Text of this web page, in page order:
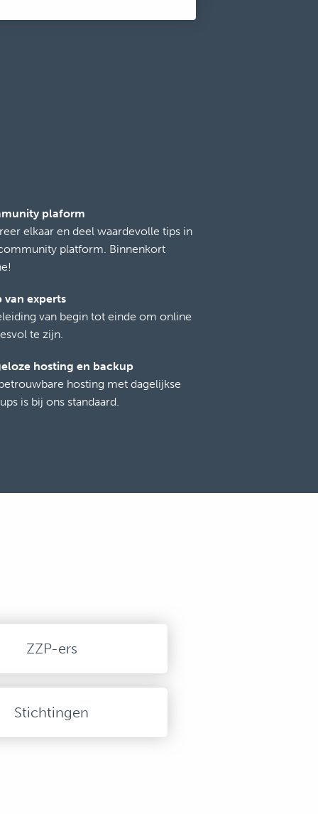
plaform
elkaar en deel waardevolle tips in
platform. Binnenkort
van experts
van begin tot einde om online
te zijn.
hosting en backup
hosting met dagelijkse
is bij ons standaard.
ZZP-ers
Stichtingen